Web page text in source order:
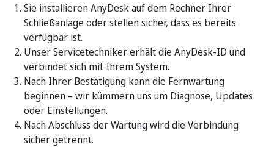
Sie installieren AnyDesk auf dem Rechner Ihrer
Schließanlage oder stellen sicher, dass es bereits
verfügbar ist.
Unser Servicetechniker erhält die AnyDesk-ID und
verbindet sich mit Ihrem System.
Nach Ihrer Bestätigung kann die Fernwartung
beginnen – wir kümmern uns um Diagnose, Updates
oder Einstellungen.
Nach Abschluss der Wartung wird die Verbindung
sicher getrennt.